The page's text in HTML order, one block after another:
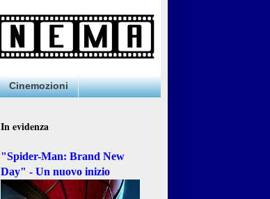
Cinemozioni
In evidenza
"Spider-Man: Brand New
Day" - Un nuovo inizio